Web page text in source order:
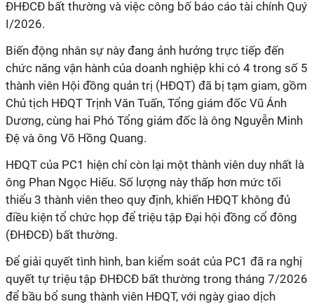
ĐHĐCĐ bất thường và việc công bố báo cáo tài chính Quý
I/2026.
Biến động nhân sự này đang ảnh hưởng trực tiếp đến
chức năng vận hành của doanh nghiệp khi có 4 trong số 5
thành viên Hội đồng quản trị (HĐQT) đã bị tạm giam, gồm
Chủ tịch HĐQT Trịnh Văn Tuấn, Tổng giám đốc Vũ Ánh
Dương, cùng hai Phó Tổng giám đốc là ông Nguyễn Minh
Đệ và ông Võ Hồng Quang.
HĐQT của PC1 hiện chỉ còn lại một thành viên duy nhất là
ông Phan Ngọc Hiếu. Số lượng này thấp hơn mức tối
thiểu 3 thành viên theo quy định, khiến HĐQT không đủ
điều kiện tổ chức họp để triệu tập Đại hội đồng cổ đông
(ĐHĐCĐ) bất thường.
Để giải quyết tình hình, ban kiểm soát của PC1 đã ra nghị
quyết tự triệu tập ĐHĐCĐ bất thường trong tháng 7/2026
để bầu bổ sung thành viên HĐQT, với ngày giao dịch